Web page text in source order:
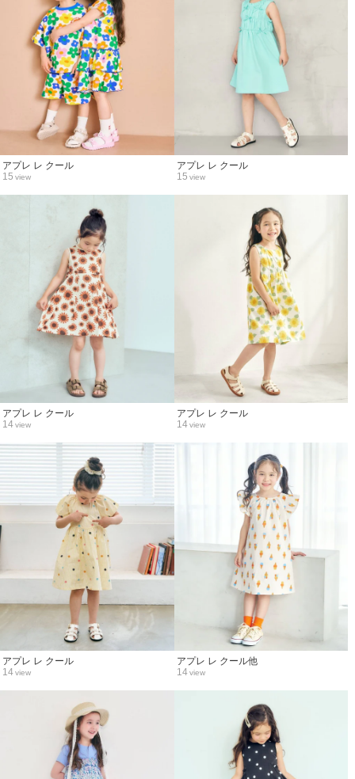
15 view
アプレ レ クール
15 view
アプレ レ クール
14view
アプレ レ クール
14 view
アプレ レ クール
14view
アプレ レ クール
14 view
アプレ レ クール他